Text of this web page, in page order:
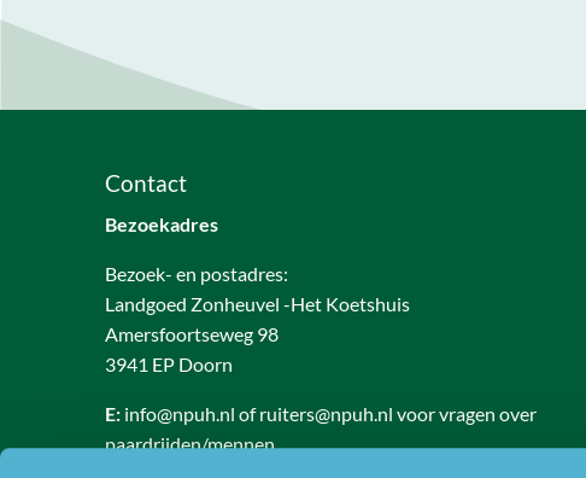
Contact
Bezoekadres
Bezoek- en postadres:
Landgoed Zonheuvel -Het Koetshuis
Amersfoortseweg 98
3941 EP Doorn
E: info@npuh.nl of ruiters@npuh.nl voor vragen over
paardrijden/mennen